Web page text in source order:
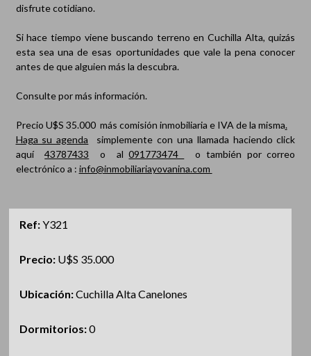
disfrute cotidiano.
Si hace tiempo viene buscando terreno en Cuchilla Alta, quizás
esta sea una de esas oportunidades que vale la pena conocer
antes de que alguien más la descubra.
Consulte por más información.
Precio U$S 35.000 más comisión inmobiliaria e IVA de la misma.
Haga su agenda simplemente con una llamada haciendo click
aquí43787433 o al091773474
o también por correo
electrónico a : info@inmobiliariayovanina.com
Ref:Y321
Precio: U$S 35.000
Ubicación:Cuchilla Alta Canelones
Dormitorios:0